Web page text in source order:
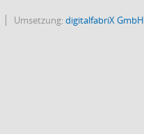
Umsetzung:digitalfabriX GmbH